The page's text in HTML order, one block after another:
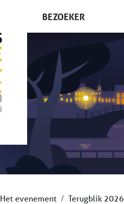
BEZOEKER
Het evenement Terugblik 2026